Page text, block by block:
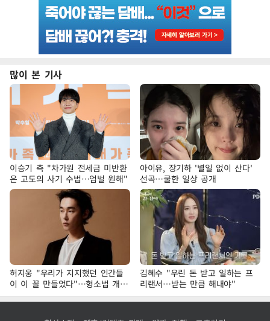
많이 본 기사
이승기 측 "차가원 전세금 미반환
은 고도의 사기 수법…엄벌 원해"
아이유, 장기하 '별일 없이 산다'
선곡…쿨한 일상 공개
허지웅 "우리가 지지했던 인간들
이 이 꼴 만들었다"…형소법 개정
에 격한 반응
김혜수 "우린 돈 받고 일하는 프
리랜서…받는 만큼 해내야"